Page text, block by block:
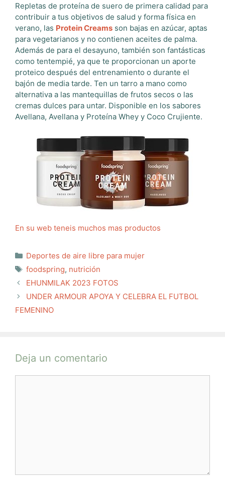
Repletas de proteína de suero de primera calidad para
contribuir a tus objetivos de salud y forma física en
verano, las Protein Creams son bajas en azúcar, aptas
para vegetarianos y no contienen aceites de palma.
Además de para el desayuno, también son fantásticas
como tentempié, ya que te proporcionan un aporte
proteico después del entrenamiento o durante el
bajón de media tarde. Ten un tarro a mano como
alternativa a las mantequillas de frutos secos o las
cremas dulces para untar. Disponible en los sabores
Avellana, Avellana y Proteína Whey y Coco Crujiente.
En su web teneis muchos mas productos
Categorías
Deportes de aire libre para mujer
Etiquetas
foodspring, nutrición
EHUNMILAK 2023 FOTOS
UNDER ARMOUR APOYA Y CELEBRA EL FUTBOL
FEMENINO
Deja un comentario